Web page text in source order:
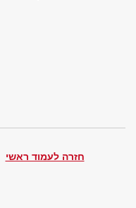
חזרה לעמוד ראשי